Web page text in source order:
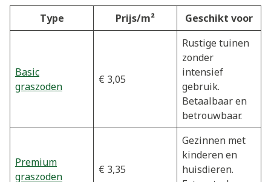
Type Prijs/m² Geschikt voor
Basic
graszoden
€ 3,05
Rustige tuinen
zonder
intensief
gebruik.
Betaalbaar en
betrouwbaar.
Premium
graszoden
€ 3,35
Gezinnen met
kinderen en
huisdieren.